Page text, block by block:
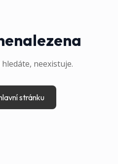
neexistuje.
stránku